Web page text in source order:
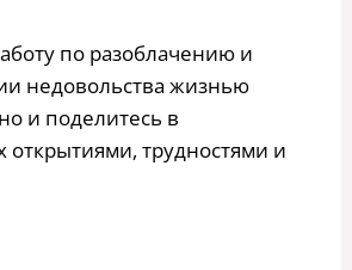
по разоблачению и
недовольства жизнью
и поделитесь в
открытиями, трудностями и